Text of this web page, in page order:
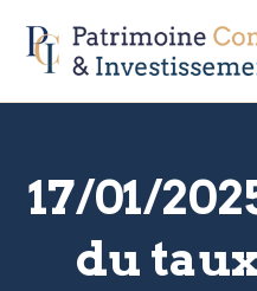
17/01/
du